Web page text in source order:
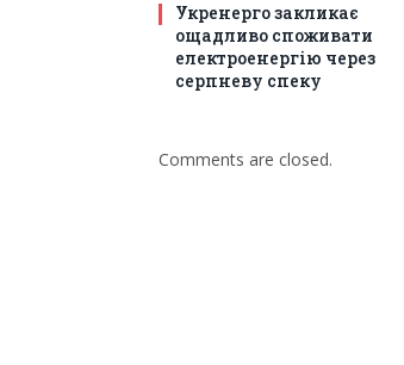
Укренерго закликає
ощадливо споживати
електроенергію через
серпневу спеку
Comments are closed.